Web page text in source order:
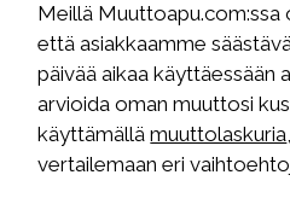
Meillä Muuttoapu.com:ssa
että asiakkaamme
päivää aikaa käyttäessään
arvioida oman muuttosi
käyttämällämuuttolaskuria
vertailemaan eri